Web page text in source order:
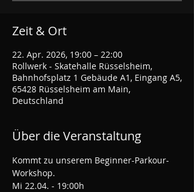
Zeit & Ort
22. Apr. 2026, 19:00 – 22:00
Rollwerk - Skatehalle Rüsselsheim,
Bahnhofsplatz 1 Gebäude A1, Eingang A5,
65428 Rüsselsheim am Main,
Deutschland
Über die Veranstaltung
Kommt zu unserem Beginner-Parkour-
Workshop.
Mi 22.04. - 19:00h